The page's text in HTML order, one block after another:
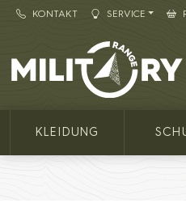
KONTAKT SERVICE
Army shop
KLEIDUNG